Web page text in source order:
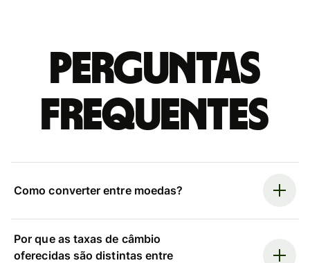
Perguntas
frequentes
Como converter entre moedas?
Por que as taxas de câmbio
oferecidas são distintas entre